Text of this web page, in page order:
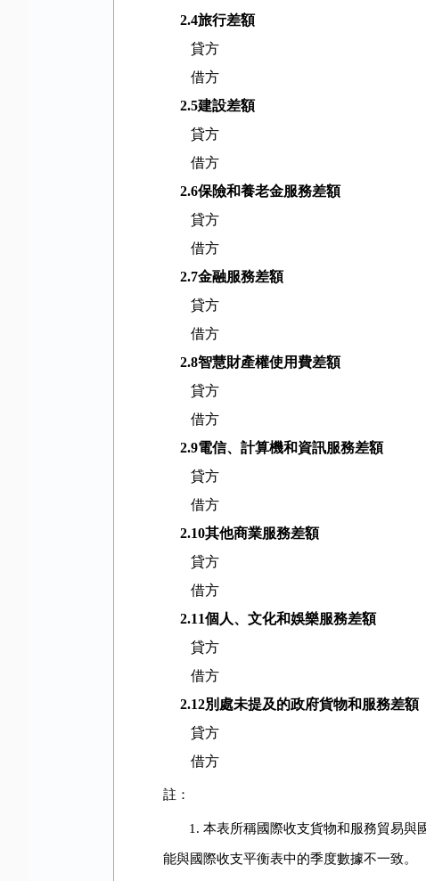
2.4旅行差額
貸方
借方
2.5建設差額
貸方
借方
2.6保險和養老金服務差額
貸方
借方
2.7金融服務差額
貸方
借方
2.8智慧財產權使用費差額
貸方
借方
2.9電信、計算機和資訊服務差額
貸方
借方
2.10其他商業服務差額
貸方
借方
2.11個人、文化和娛樂服務差額
貸方
借方
2.12別處未提及的政府貨物和服務差額
貸方
借方
註：
1.本表所稱國際收支貨物和服務貿易與
能與國際收支平衡表中的季度數據不一致。